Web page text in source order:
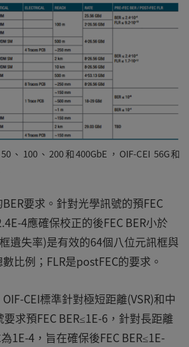
、100、200和400GbE，OIF-CEI 56G和
要求。針對光學訊號的預FEC
4應確保校正的後FEC BER小於
遺失率)是有效的64個八位元訊框與
比例；FLR是postFEC的要求。
CEI標準針對極短距離(VSR)和中
求預FEC BER≤1E-6，針對長距離
1E-4，旨在確保後FEC BER≤1E-